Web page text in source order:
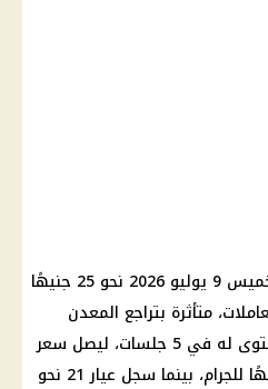
فقدت أسعار الذهب اليوم الخميس 9 يوليو 2026 نحو 25 جنيهًا
متأثرة بتراجع المعدن
النفيس عالميًا إلى أدنى مستوى له في 5 جلسات، ليصل سعر
الذهب عيار 24 إلى 6589 جنيهًا للجرام، بينما سجل عيار 21 نحو